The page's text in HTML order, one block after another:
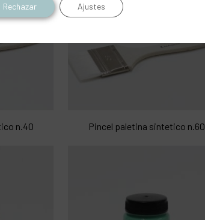
n.40 Pincel paletina sintetico n.60
Rechazar Ajustes